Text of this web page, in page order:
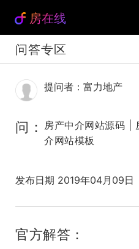
房在线
问答专区
提问者：富力地产
问：
房产中介网站源码 |
介网站模板
发布日期 2019年04月09日
官方解答：